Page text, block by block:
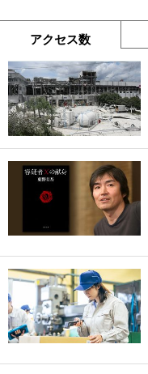
アクセス数